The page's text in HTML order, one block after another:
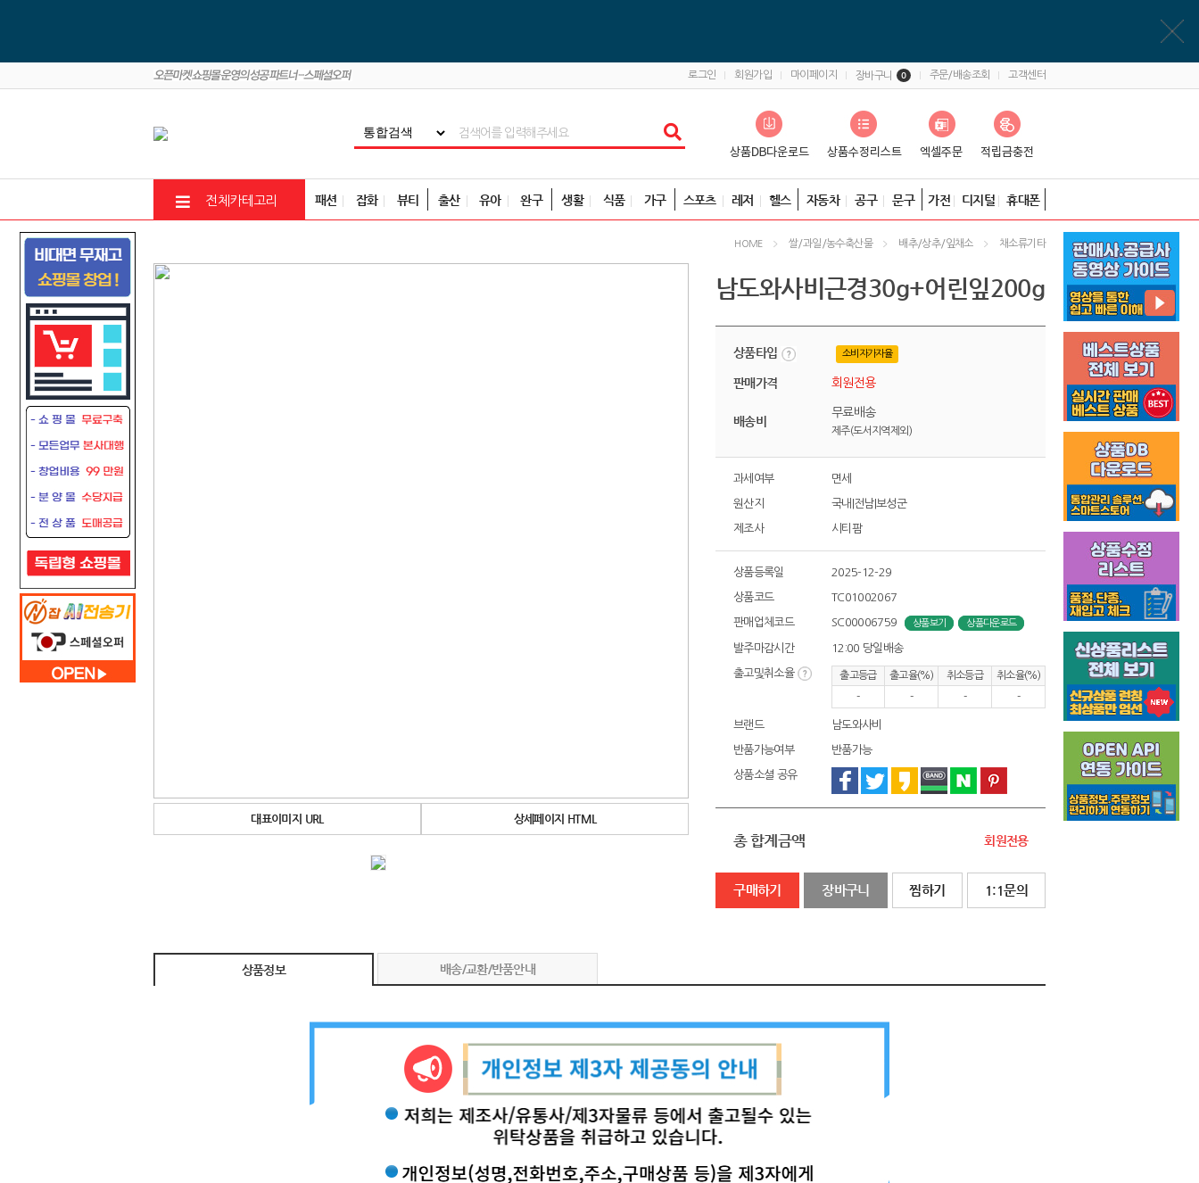
로그인 회원가입 마이페이지 장바구니 0 주문/배송조회 고객센터
전체카테고리 패션 잡화 뷰티 출산 유아 완구 생활 식품 가구 스포츠 레저 헬스 자동차 공구 문구 가전 디지털 휴대폰
HOME 쌀/과일/농수축산물 배추/상추/잎채소 채소류기타
대표이미지 URL 상세페이지 HTML
남도와사비근경30g+어린잎200g
상품타입 소비자가자율
판매가격 회원전용
배송비
무료배송
제주(도서지역제외)
과세여부 면세
원산지 국내|전남|보성군
제조사 시티팜
상품등록일 2025-12-29
상품코드 TC01002067
판매업체코드 SC00006759 상품보기 상품다운로드
발주마감시간 12:00 당일배송
출고및취소율 출고등급 출고율(%) 취소등급
취소율(%)
-
- - -
브랜드 남도와사비
반품가능여부 반품가능
상품소셜 공유
총 합계금액 회원전용
구매하기 장바구니 찜하기 1:1문의
상품정보 배송/교환/반품안내